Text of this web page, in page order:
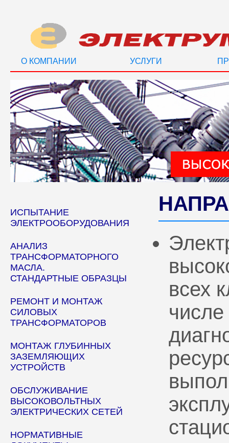
О КОМПАНИИ УСЛУГИ
ИСПЫТАНИЕ
ЭЛЕКТРООБОРУДОВАНИЯ
АНАЛИЗ
ТРАНСФОРМАТОРНОГО
МАСЛА.
СТАНДАРТНЫЕ ОБРАЗЦЫ
РЕМОНТ И МОНТАЖ
СИЛОВЫХ
ТРАНСФОРМАТОРОВ
МОНТАЖ ГЛУБИННЫХ
ЗАЗЕМЛЯЮЩИХ
УСТРОЙСТВ
ОБСЛУЖИВАНИЕ
ВЫСОКОВОЛЬТНЫХ
ЭЛЕКТРИЧЕСКИХ СЕТЕЙ
НОРМАТИВНЫЕ
всех